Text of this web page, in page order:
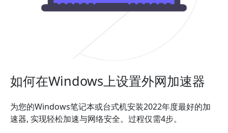
如何在Windows上设置外网加速器
为您的Windows笔记本或台式机安装2022年度最好的加
速器, 实现轻松加速与网络安全。过程仅需4步。